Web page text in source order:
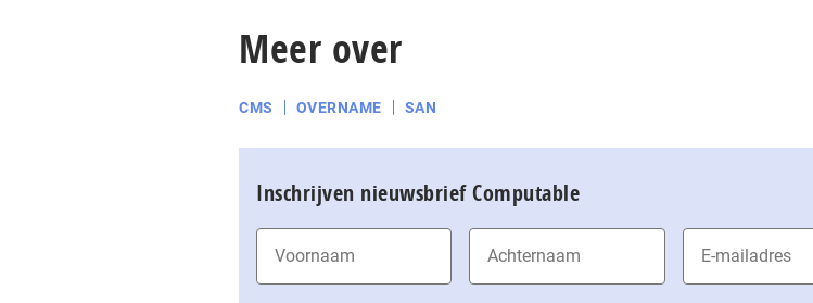
Meer over
CMS OVERNAME SAN
Inschrijven nieuwsbrief Computable